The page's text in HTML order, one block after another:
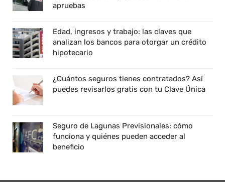
apruebas
Edad, ingresos y trabajo: las claves que
analizan los bancos para otorgar un crédito
hipotecario
¿Cuántos seguros tienes contratados? Así
puedes revisarlos gratis con tu Clave Única
Seguro de Lagunas Previsionales: cómo
funciona y quiénes pueden acceder al
beneficio